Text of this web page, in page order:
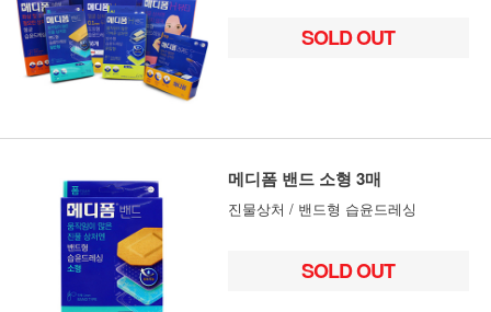
SOLD OUT
메디폼 밴드 소형 3매
진물상처 / 밴드형 습윤드레싱
SOLD OUT